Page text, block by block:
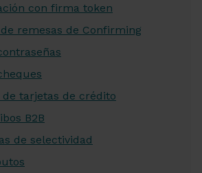
con firma token
remesas de Confirming
tarjetas de crédito
B2B
de selectividad